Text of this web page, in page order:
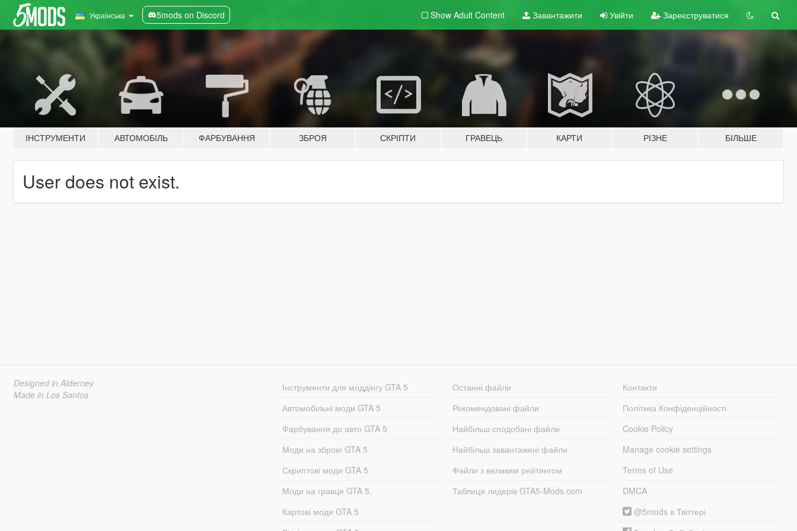
Українська 5mods on Discord Show Adult Content Завантажити Увійти Зареєструватися
ІНСТРУМЕНТИ АВТОМОБІЛЬ ФАРБУВАННЯ ЗБРОЯ СКРІПТИ ГРАВЕЦЬ КАРТИ РІЗНЕ БІЛЬШЕ
User does not exist.
Designed in Alderney
Made in Los Santos
Інструменти для моддінгу GTA 5
Автомобільні моди GTA 5
Фарбування до авто GTA 5
Моди на зброю GTA 5
Скриптові моди GTA 5
Моди на гравця GTA 5.
Картові моди GTA 5
Останні файли
Рекомендовані файли
Найбільш сподобані файли
Найбільш завантажені файли
Файли з великим рейтингом
Таблиця лидерів GTA5-Mods.com
Контакти
Політика Конфіденційності
Cookie Policy
Manage cookie settings
Terms of Use
DMCA
@5mods в Твіттері